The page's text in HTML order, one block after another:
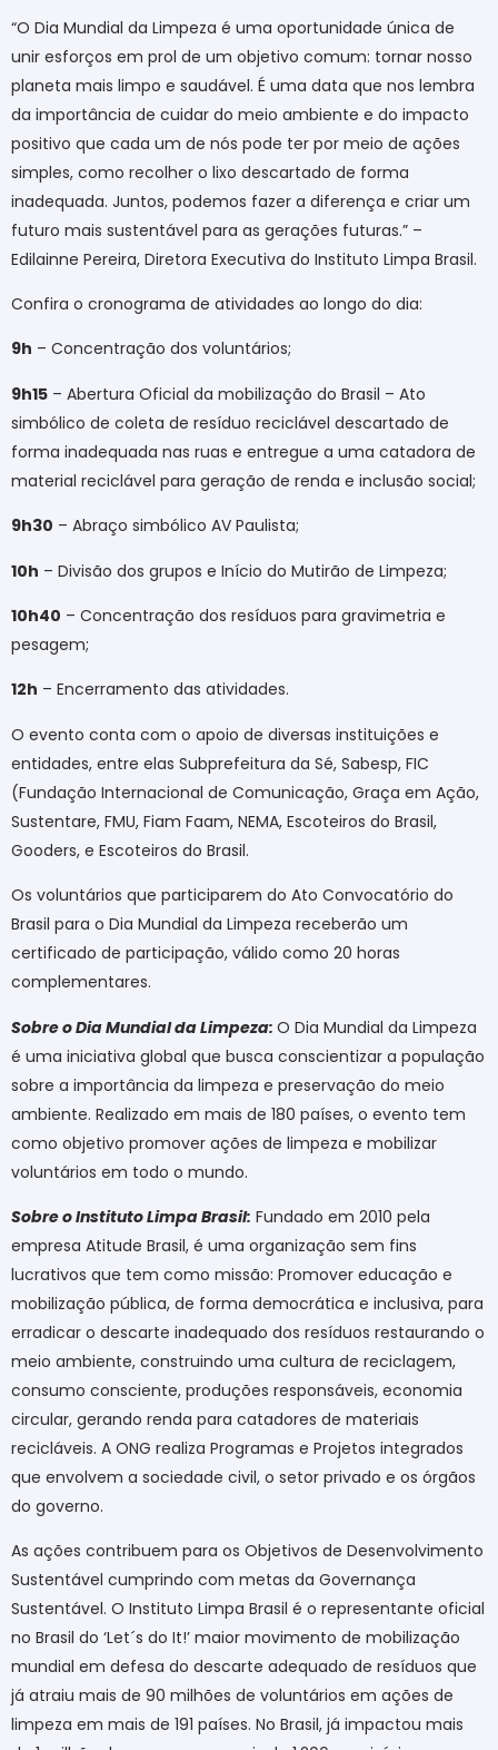
“O Dia Mundial da Limpeza é uma oportunidade única de
unir esforços em prol de um objetivo comum: tornar nosso
planeta mais limpo e saudável. É uma data que nos lembra
da importância de cuidar do meio ambiente e do impacto
positivo que cada um de nós pode ter por meio de ações
simples, como recolher o lixo descartado de forma
inadequada. Juntos, podemos fazer a diferença e criar um
futuro mais sustentável para as gerações futuras.” –
Edilainne Pereira, Diretora Executiva do Instituto Limpa Brasil.
Confira o cronograma de atividades ao longo do dia:
9h – Concentração dos voluntários;
9h15 – Abertura Oficial da mobilização do Brasil – Ato
simbólico de coleta de resíduo reciclável descartado de
forma inadequada nas ruas e entregue a uma catadora de
material reciclável para geração de renda e inclusão social;
9h30 – Abraço simbólico AV Paulista;
10h – Divisão dos grupos e Início do Mutirão de Limpeza;
10h40 – Concentração dos resíduos para gravimetria e
pesagem;
12h – Encerramento das atividades.
O evento conta com o apoio de diversas instituições e
entidades, entre elas Subprefeitura da Sé, Sabesp, FIC
(Fundação Internacional de Comunicação, Graça em Ação,
Sustentare, FMU, Fiam Faam, NEMA, Escoteiros do Brasil,
Gooders, e Escoteiros do Brasil.
Os voluntários que participarem do Ato Convocatório do
Brasil para o Dia Mundial da Limpeza receberão um
certificado de participação, válido como 20 horas
complementares.
Sobre o Dia Mundial da Limpeza: O Dia Mundial da Limpeza
é uma iniciativa global que busca conscientizar a população
sobre a importância da limpeza e preservação do meio
ambiente. Realizado em mais de 180 países, o evento tem
como objetivo promover ações de limpeza e mobilizar
voluntários em todo o mundo.
Sobre o Instituto Limpa Brasil: Fundado em 2010 pela
empresa Atitude Brasil, é uma organização sem fins
lucrativos que tem como missão: Promover educação e
mobilização pública, de forma democrática e inclusiva, para
erradicar o descarte inadequado dos resíduos restaurando o
meio ambiente, construindo uma cultura de reciclagem,
consumo consciente, produções responsáveis, economia
circular, gerando renda para catadores de materiais
recicláveis. A ONG realiza Programas e Projetos integrados
que envolvem a sociedade civil, o setor privado e os órgãos
do governo.
As ações contribuem para os Objetivos de Desenvolvimento
Sustentável cumprindo com metas da Governança
Sustentável. O Instituto Limpa Brasil é o representante oficial
no Brasil do ‘Let´s do It!’ maior movimento de mobilização
mundial em defesa do descarte adequado de resíduos que
já atraiu mais de 90 milhões de voluntários em ações de
limpeza em mais de 191 países. No Brasil, já impactou mais